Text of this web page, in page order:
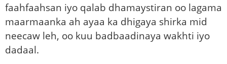
faahfaahsan iyo qalab dhamaystiran oo lagama
maarmaanka ah ayaa ka dhigaya shirka mid
neecaw leh, oo kuu badbaadinaya wakhti iyo
dadaal.